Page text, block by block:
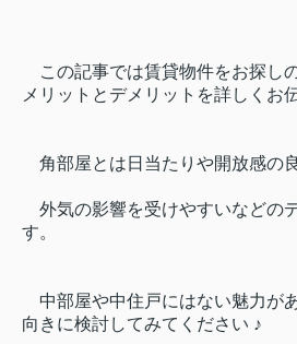
この記事では賃貸物件をお探し
メリットとデメリットを詳しくお
角部屋とは日当たりや開放感の
外気の影響を受けやすいなどの
す。
中部屋や中住戸にはない魅力が
向きに検討してみてください ♪